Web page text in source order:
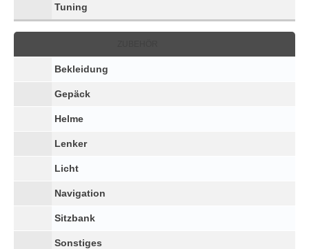
Tuning
Bekleidung
Gepäck
Helme
Lenker
Licht
Navigation
Sitzbank
Sonstiges